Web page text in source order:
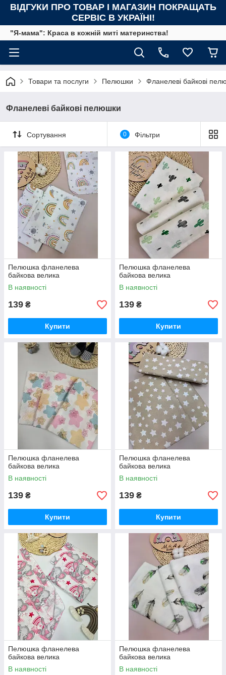
ВІДГУКИ ПРО ТОВАР І МАГАЗИН ПОКРАЩАТЬ
СЕРВІС В УКРАЇНІ!
"Я-мама": Краса в кожній миті материнства!
Товари та послуги Пелюшки Фланелеві байкові
Фланелеві байкові пелюшки
Сортування 0 Фільтри
Пелюшка фланелева
байкова велика
В наявності
139 ₴
Купити
Пелюшка фланелева
байкова велика
В наявності
139 ₴
Купити
Пелюшка фланелева
байкова велика
В наявності
139 ₴
Купити
Пелюшка фланелева
байкова велика
В наявності
139 ₴
Купити
Пелюшка фланелева
байкова велика
В наявності
Пелюшка фланелева
байкова велика
В наявності